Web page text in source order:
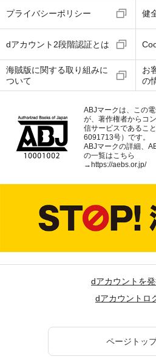
プライバシーポリシー 健
dアカウント2段階認証とは
海賊版に関する取り組みに
ついて
お
の
ABJマークは、この
が、著作権者からコ
信サービスであるこ
6091713号）です。
ABJマークの詳細、
の一覧はこちら
→https://aebs.or.jp/
dアカウントを
dアカウントロ
ページトッ